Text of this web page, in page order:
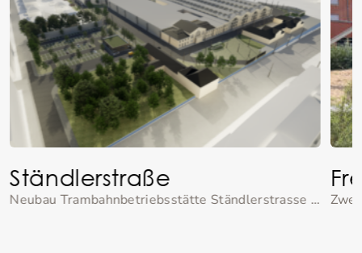
Ständlerstraße
Neubau Trambahnbetriebsstätte Ständlerstrasse mit Dachbegrünung, Nachbargärten und einem Bürgerpark.